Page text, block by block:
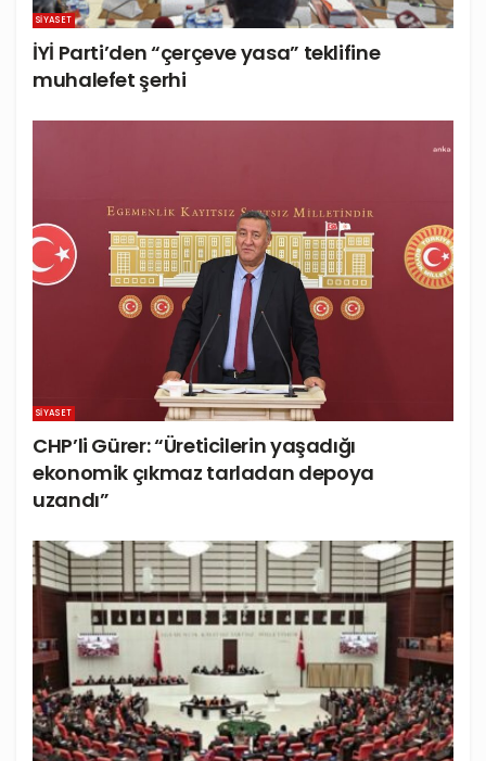
SIYASET
İYİ Parti’den “çerçeve yasa” teklifine
muhalefet şerhi
SIYASET
CHP’li Gürer: “Üreticilerin yaşadığı
ekonomik çıkmaz tarladan depoya
uzandı”